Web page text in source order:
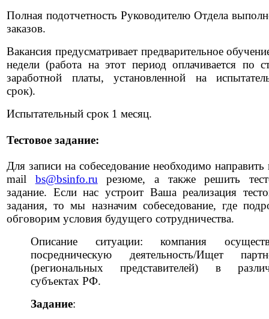
Полная подотчетность Руководителю Отдела
заказов.
Вакансия предусматривает предварительное
недели (работа на этот период оплачивается по
заработной платы, установленной на
срок).
Испытательный срок 1 месяц.
Тестовое задание:
Для записи на собеседование необходимо направить
mail bs@bsinfo.ru резюме, а также решить
задание. Если нас устроит Ваша реализация
задания, то мы назначим собеседование, где
обговорим условия будущего сотрудничества.
Описание ситуации: компания
посредническую деятельность/Ищет
(региональных представителей) в
субъектах РФ.
Задание: